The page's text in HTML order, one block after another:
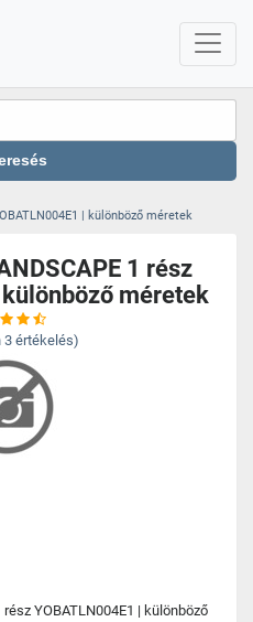
| különböző méretek
1 rész
méretek
3 értékelés)
YOBATLN004E1 | különböző